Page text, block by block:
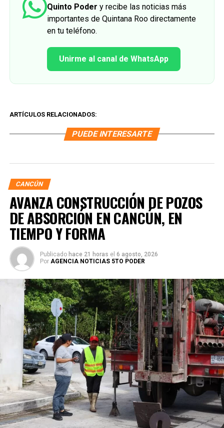
Quinto Poder y recibe las noticias más
importantes de Quintana Roo directamente
en tu teléfono.
Unirme al canal de WhatsApp
ARTÍCULOS RELACIONADOS:
PUEDE INTERESARTE
CANCÚN
AVANZA CONSTRUCCIÓN DE POZOS
DE ABSORCIÓN EN CANCÚN, EN
TIEMPO Y FORMA
Publicado hace 21 horas el 6 agosto, 2026
Por AGENCIA NOTICIAS 5TO PODER